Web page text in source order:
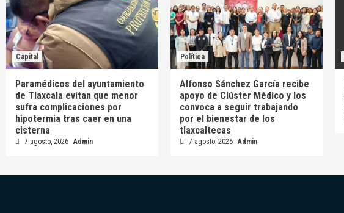
Capital
Paramédicos del ayuntamiento
de Tlaxcala evitan que menor
sufra complicaciones por
hipotermia tras caer en una
cisterna
7 agosto, 2026 Admin
Política
Alfonso Sánchez García recibe
apoyo de Clúster Médico y los
convoca a seguir trabajando
por el bienestar de los
tlaxcaltecas
7 agosto, 2026 Admin